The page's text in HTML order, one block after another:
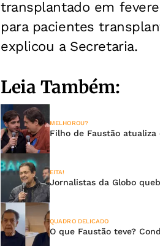
transplantado em
para pacientes
explicou a Secretaria.
Leia Também:
MELHOROU?
Filho de Faustão
EITA!
Jornalistas da Globo
QUADRO DELICADO
O que Faustão teve?